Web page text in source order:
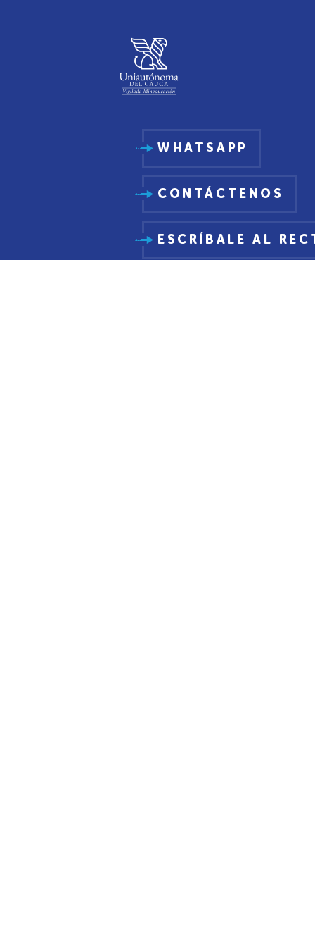
WHATSAPP
CONTÁCTENOS
ESCRÍBALE AL